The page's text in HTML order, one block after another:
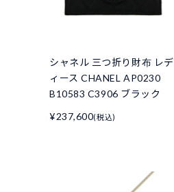
シャネル 三つ折り財布 レデ
ィース CHANEL AP0230
B10583 C3906 ブラック
¥237,600(税込)